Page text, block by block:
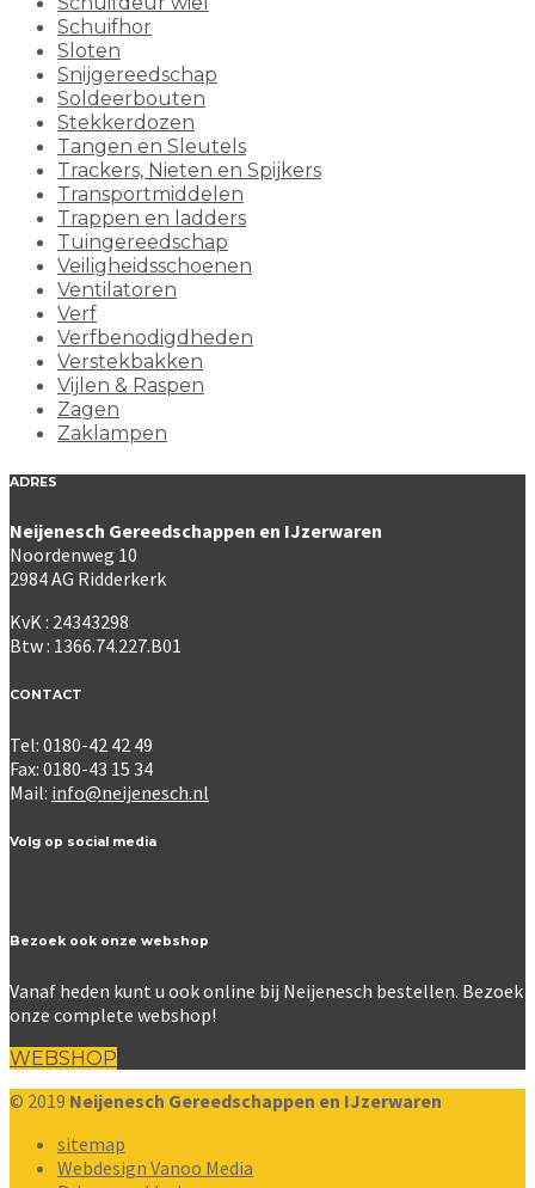
Schuifhor
Sloten
Snijgereedschap
Soldeerbouten
Stekkerdozen
Tangen en Sleutels
Trackers, Nieten en Spijkers
Transportmiddelen
Trappen en ladders
Tuingereedschap
Veiligheidsschoenen
Ventilatoren
Verf
Verfbenodigdheden
Verstekbakken
Vijlen & Raspen
Zagen
Zaklampen
ADRES
Neijenesch Gereedschappen en IJzerwaren
Noordenweg 10
2984 AG Ridderkerk
KvK : 24343298
Btw : 1366.74.227.B01
CONTACT
Tel: 0180-42 42 49
Fax: 0180-43 15 34
Mail: info@neijenesch.nl
Volg op social media
Bezoek ook onze webshop
Vanaf heden kunt u ook online bij Neijenesch bestellen. Bezoek
onze complete webshop!
WEBSHOP
© 2019 Neijenesch Gereedschappen en IJzerwaren
sitemap
Webdesign Vanoo Media